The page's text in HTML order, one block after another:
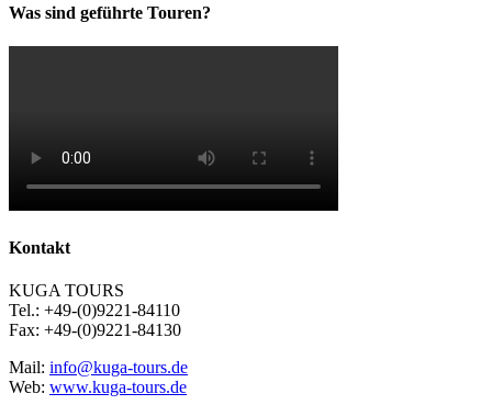
Was sind geführte Touren?
Kontakt
KUGA TOURS
Tel.: +49-(0)9221-84110
Fax: +49-(0)9221-84130
Mail: info@kuga-tours.de
Web: www.kuga-tours.de